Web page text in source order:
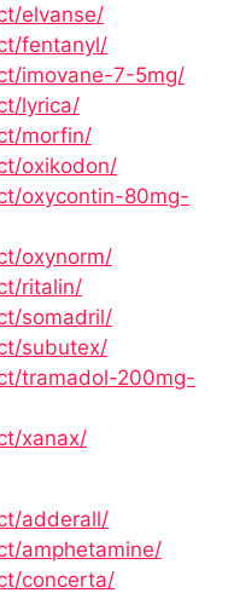
elvanse/
fentanyl/
imovane-7-5mg/
lyrica/
morfin/
oxikodon/
oxycontin-80mg-
oxynorm/
ritalin/
somadril/
subutex/
tramadol-200mg-
xanax/
adderall/
amphetamine/
concerta/